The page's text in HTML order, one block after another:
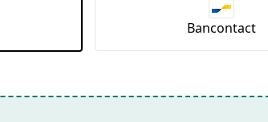
Bancontact